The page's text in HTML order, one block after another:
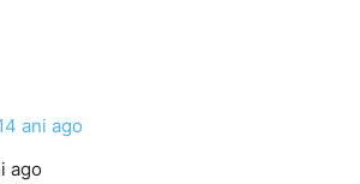
ani ago
ago